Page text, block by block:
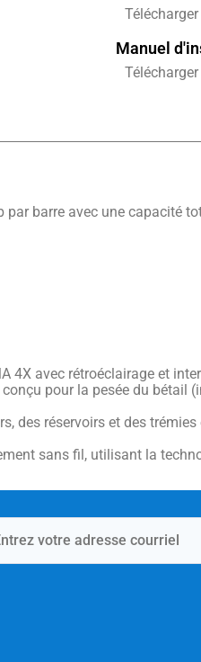
Télécharger
Manuel
Télécharger
barre avec une capacité
4X avec rétroéclairage et
pour la pesée du bétail
des réservoirs et des
sans fil, utilisant la